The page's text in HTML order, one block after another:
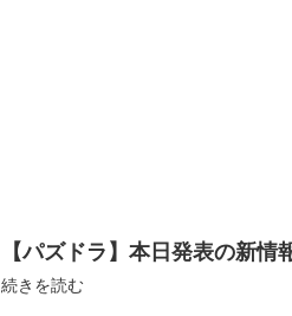
【パズドラ】本日発表の新
続きを読む